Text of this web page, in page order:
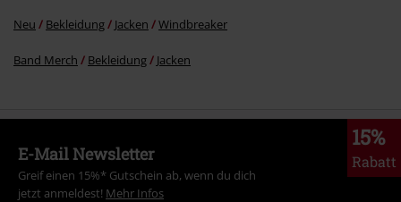
Neu Bekleidung Jacken Windbreaker
Band Merch Bekleidung Jacken
15%
Rabatt
E-Mail Newsletter
Greif einen 15%* Gutschein ab, wenn du dich
jetzt anmeldest! Mehr Infos